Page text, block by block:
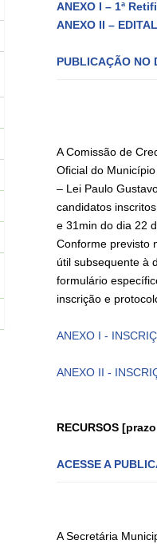
ANEXO I – 1ª
ANEXO II –
PUBLICAÇÃO NO
A Comissão de
Oficial do
– Lei Paulo
candidatos
e 31min do dia 22
Conforme previsto
útil subsequente à
formulário
inscrição e
ANEXO I -
ANEXO II -
RECURSOS
ACESSE A
A Secretária